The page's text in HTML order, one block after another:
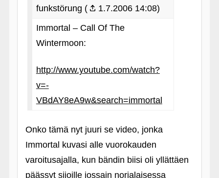
funkstörung (
1.7.2006 14:08)
Immortal – Call Of The
Wintermoon:
http://www.youtube.com/watch?
v=-
VBdAY8eA9w&search=immortal
Onko tämä nyt juuri se video, jonka
Immortal kuvasi alle vuorokauden
varoitusajalla, kun bändin biisi oli yllättäen
päässyt sijoille jossain norjalaisessa